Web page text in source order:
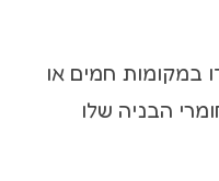
במקומות חמים או
הבניה שלו